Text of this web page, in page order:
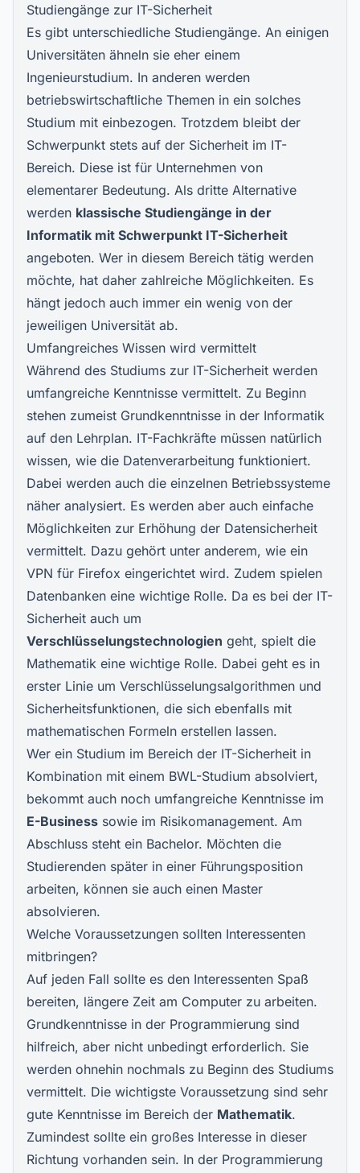
Studiengänge zur IT-Sicherheit
Es gibt unterschiedliche Studiengänge. An einigen
Universitäten ähneln sie eher einem
Ingenieurstudium. In anderen werden
betriebswirtschaftliche Themen in ein solches
Studium mit einbezogen. Trotzdem bleibt der
Schwerpunkt stets auf der Sicherheit im IT-
Bereich. Diese ist für Unternehmen von
elementarer Bedeutung. Als dritte Alternative
werden klassische Studiengänge in der
Informatik mit Schwerpunkt IT-Sicherheit
angeboten. Wer in diesem Bereich tätig werden
möchte, hat daher zahlreiche Möglichkeiten. Es
hängt jedoch auch immer ein wenig von der
jeweiligen Universität ab.
Umfangreiches Wissen wird vermittelt
Während des Studiums zur IT-Sicherheit werden
umfangreiche Kenntnisse vermittelt. Zu Beginn
stehen zumeist Grundkenntnisse in der Informatik
auf den Lehrplan. IT-Fachkräfte müssen natürlich
wissen, wie die Datenverarbeitung funktioniert.
Dabei werden auch die einzelnen Betriebssysteme
näher analysiert. Es werden aber auch einfache
Möglichkeiten zur Erhöhung der Datensicherheit
vermittelt. Dazu gehört unter anderem, wie ein
VPN für Firefox eingerichtet wird. Zudem spielen
Datenbanken eine wichtige Rolle. Da es bei der IT-
Sicherheit auch um
Verschlüsselungstechnologien geht, spielt die
Mathematik eine wichtige Rolle. Dabei geht es in
erster Linie um Verschlüsselungsalgorithmen und
Sicherheitsfunktionen, die sich ebenfalls mit
mathematischen Formeln erstellen lassen.
Wer ein Studium im Bereich der IT-Sicherheit in
Kombination mit einem BWL-Studium absolviert,
bekommt auch noch umfangreiche Kenntnisse im
E-Business sowie im Risikomanagement. Am
Abschluss steht ein Bachelor. Möchten die
Studierenden später in einer Führungsposition
arbeiten, können sie auch einen Master
absolvieren.
Welche Voraussetzungen sollten Interessenten
mitbringen?
Auf jeden Fall sollte es den Interessenten Spaß
bereiten, längere Zeit am Computer zu arbeiten.
Grundkenntnisse in der Programmierung sind
hilfreich, aber nicht unbedingt erforderlich. Sie
werden ohnehin nochmals zu Beginn des Studiums
vermittelt. Die wichtigste Voraussetzung sind sehr
gute Kenntnisse im Bereich der Mathematik.
Zumindest sollte ein großes Interesse in dieser
Richtung vorhanden sein. In der Programmierung